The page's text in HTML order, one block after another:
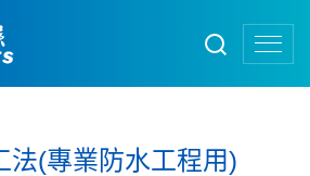
法(專業防水工程用)